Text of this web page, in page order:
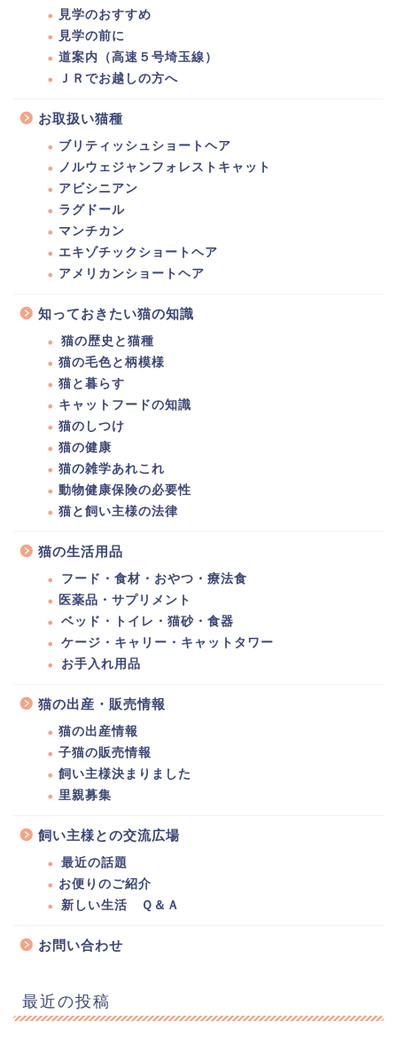
見学のおすすめ
見学の前に
道案内（高速５号埼玉線）
ＪＲでお越しの方へ
お取扱い猫種
ブリティッシュショートヘア
ノルウェジャンフォレストキャット
アビシニアン
ラグドール
マンチカン
エキゾチックショートヘア
アメリカンショートヘア
知っておきたい猫の知識
猫の歴史と猫種
猫の毛色と柄模様
猫と暮らす
キャットフードの知識
猫のしつけ
猫の健康
猫の雑学あれこれ
動物健康保険の必要性
猫と飼い主様の法律
猫の生活用品
フード・食材・おやつ・療法食
医薬品・サプリメント
ベッド・トイレ・猫砂・食器
ケージ・キャリー・キャットタワー
お手入れ用品
猫の出産・販売情報
猫の出産情報
子猫の販売情報
飼い主様決まりました
里親募集
飼い主様との交流広場
最近の話題
お便りのご紹介
新しい生活 Ｑ＆Ａ
お問い合わせ
最近の投稿